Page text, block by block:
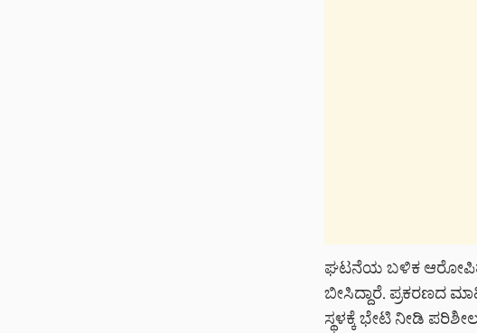
ಘಟನೆಯ ಬಳಿಕ ಆರೋಪಿತ
ಬೀಸಿದ್ದಾರೆ. ಪ್ರಕರಣದ
ಸ್ಥಳಕ್ಕೆ ಭೇಟಿ ನೀಡಿ